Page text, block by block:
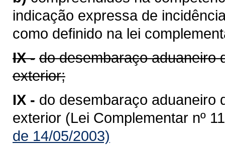
indicação expressa de
como definido na lei
IX - do desembaraço aduaneiro
exterior;
IX - do desembaraço aduaneiro
exterior (Lei Complementar nº
de 14/05/2003)